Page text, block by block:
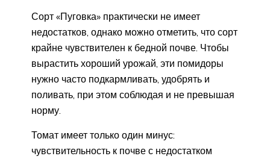
Сорт «Пуговка» практически не имеет
недостатков, однако можно отметить, что сорт
крайне чувствителен к бедной почве. Чтобы
вырастить хороший урожай, эти помидоры
нужно часто подкармливать, удобрять и
поливать, при этом соблюдая и не превышая
норму.
Томат имеет только один минус:
чувствительность к почве с недостатком